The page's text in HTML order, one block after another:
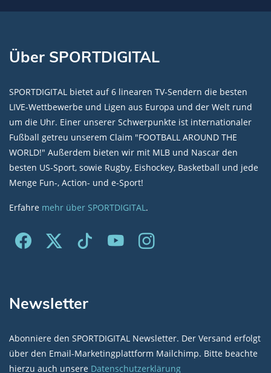
Über SPORTDIGITAL
SPORTDIGITAL bietet auf 6 linearen TV-Sendern die besten
LIVE-Wettbewerbe und Ligen aus Europa und der Welt rund
um die Uhr. Einer unserer Schwerpunkte ist internationaler
Fußball getreu unserem Claim "FOOTBALL AROUND THE
WORLD!" Außerdem bieten wir mit MLB und Nascar den
besten US-Sport, sowie Rugby, Eishockey, Basketball und jede
Menge Fun-, Action- und e-Sport!
Erfahre mehr über SPORTDIGITAL.
Newsletter
Abonniere den SPORTDIGITAL Newsletter. Der Versand erfolgt
über den Email-Marketingplattform Mailchimp. Bitte beachte
hierzu auch unsere Datenschutzerklärung